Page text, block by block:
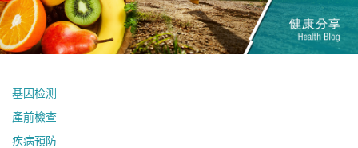
基因检测
產前檢查
疾病預防